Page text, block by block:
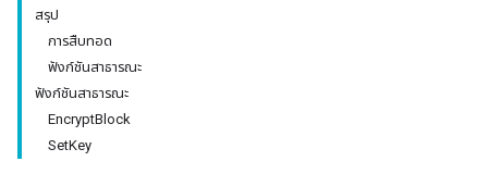
สรุป
การสืบทอด
ฟังก์ชันสาธารณะ
ฟังก์ชันสาธารณะ
EncryptBlock
SetKey